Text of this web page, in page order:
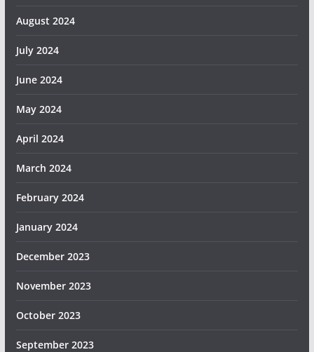
August 2024
July 2024
June 2024
May 2024
April 2024
March 2024
February 2024
January 2024
December 2023
November 2023
October 2023
September 2023